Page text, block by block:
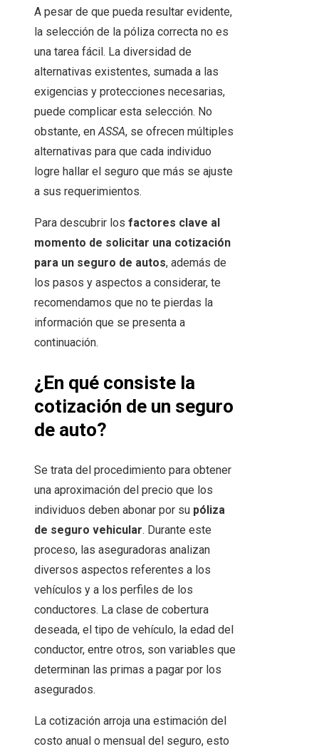
A pesar de que pueda resultar evidente,
la selección de la póliza correcta no es
una tarea fácil. La diversidad de
alternativas existentes, sumada a las
exigencias y protecciones necesarias,
puede complicar esta selección. No
obstante, enASSA, se ofrecen múltiples
alternativas para que cada individuo
logre hallar el seguro que más se ajuste
a sus requerimientos.
Para descubrir los factores clave al
momento de solicitar una cotización
para un seguro de autos, además de
los pasos y aspectos a considerar, te
recomendamos que no te pierdas la
información que se presenta a
continuación.
¿En qué consiste la
cotización de un seguro
de auto?
Se trata del procedimiento para obtener
una aproximación del precio que los
individuos deben abonar por su póliza
de seguro vehicular. Durante este
proceso, las aseguradoras analizan
diversos aspectos referentes a los
vehículos y a los perfiles de los
conductores. La clase de cobertura
deseada, el tipo de vehículo, la edad del
conductor, entre otros, son variables que
determinan las primas a pagar por los
asegurados.
La cotización arroja una estimación del
costo anual o mensual del seguro, esto